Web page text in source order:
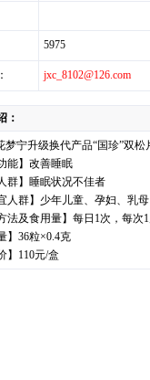
5975
jxc_8102@126.com
：
梦宁升级换代产品“国珍”双
】改善睡眠
】睡眠状况不佳者
群】少年儿童、孕妇、乳母
及食用量】每日1次，每次1
36粒×0.4克
110元/盒